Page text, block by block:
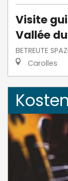
Visite
Vallée
BETREUTE
Carolles